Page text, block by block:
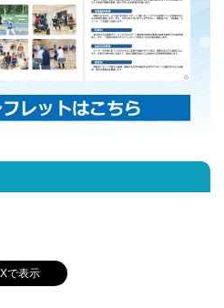
Xで表示